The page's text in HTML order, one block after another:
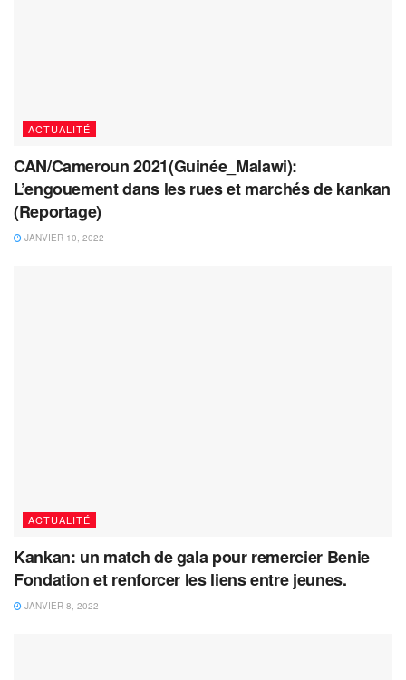
ACTUALITÉ
CAN/Cameroun 2021(Guinée_Malawi):
L’engouement dans les rues et marchés de kankan
(Reportage)
JANVIER 10, 2022
ACTUALITÉ
Kankan: un match de gala pour remercier Benie
Fondation et renforcer les liens entre jeunes.
JANVIER 8, 2022